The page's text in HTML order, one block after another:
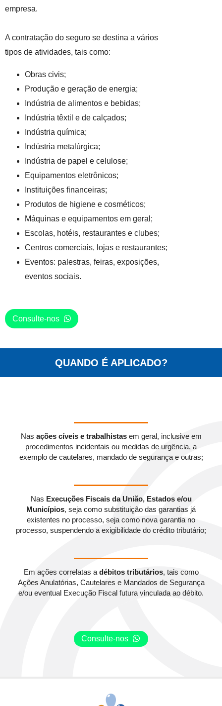
empresa.
A contratação do seguro se destina a vários
tipos de atividades, tais como:
Obras civis;
Produção e geração de energia;
Indústria de alimentos e bebidas;
Indústria têxtil e de calçados;
Indústria química;
Indústria metalúrgica;
Indústria de papel e celulose;
Equipamentos eletrônicos;
Instituições financeiras;
Produtos de higiene e cosméticos;
Máquinas e equipamentos em geral;
Escolas, hotéis, restaurantes e clubes;
Centros comerciais, lojas e restaurantes;
Eventos: palestras, feiras, exposições,
eventos sociais.
Consulte-nos
QUANDO É APLICADO?
Nas ações cíveis e trabalhistasem geral, inclusive em
procedimentos incidentais ou medidas de urgência, a
exemplo de cautelares, mandado de segurança e outras;
Nas Execuções Fiscais da União, Estados e/ou
Municípios, seja como substituição das garantias já
existentes no processo, seja como nova garantia no
processo, suspendendo a exigibilidade do crédito tributário;
Em ações correlatas a débitos tributários, tais como
Ações Anulatórias, Cautelares e Mandados de Segurança
e/ou eventual Execução Fiscal futura vinculada ao débito.
Consulte-nos